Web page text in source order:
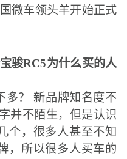
微车领头羊开始正式
骏RC5为什么买的人
多？ 新品牌知名度不
并不陌生，但是认识
个，很多人甚至不知
，所以很多人买车的